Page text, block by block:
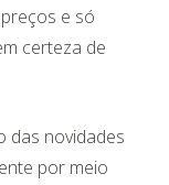
e só
certeza de
das novidades
por meio